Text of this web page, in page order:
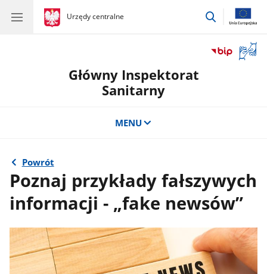
gov.pl
Urzędy centralne
gov.pl
Urzędy
przejdź
okno
Główny Inspektorat
Sanitarny
MENU
Powrót
Poznaj przykłady fałszywych
informacji - „fake newsów”